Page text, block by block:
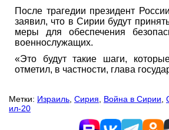
После трагедии президент
заявил, что в Сирии будут
меры для обеспечения
военнослужащих.
«Это будут такие шаги,
отметил, в частности, глава
Метки: Израиль Сирия Война в Сирии
ил-20